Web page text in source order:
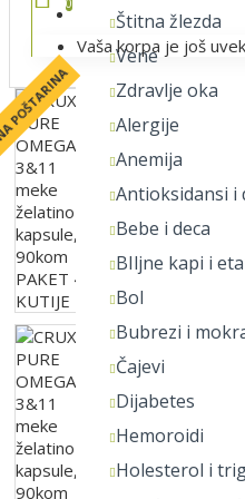
Lista želja
Štitna žlezda
Vene
Zdravlje oka
Alergije
Anemija
Antioksidansi i
Bebe i deca
BIljne kapi i
Bol
Bubrezi i
Čajevi
Dijabetes
Hemoroidi
Holesterol i
Vaša korpa je još